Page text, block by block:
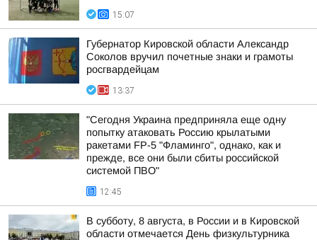
15:07
Губернатор Кировской области Александр
Соколов вручил почетные знаки и грамоты
росгвардейцам
13:37
"Сегодня Украина предприняла еще одну
попытку атаковать Россию крылатыми
ракетами FP-5 "Фламинго", однако, как и
прежде, все они были сбиты российской
системой ПВО"
12:45
В субботу, 8 августа, в России и в Кировской
области отмечается День физкультурника